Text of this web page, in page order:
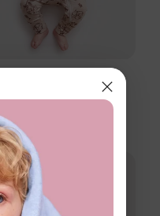
Baby-Schlafanzug